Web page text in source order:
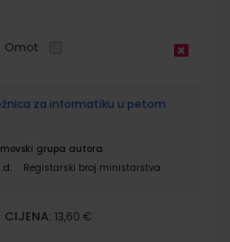
Omot
za informatiku u petom
grupa autora
Registarski broj ministarstva:
CIJENA: 13,60 €